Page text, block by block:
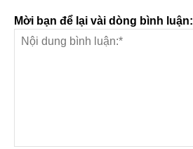
Mời bạn để lại vài dòng bình luận: